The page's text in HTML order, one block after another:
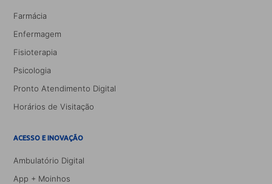
Farmácia
Enfermagem
Fisioterapia
Psicologia
Pronto Atendimento Digital
Horários de Visitação
ACESSO E INOVAÇÃO
Ambulatório Digital
App + Moinhos